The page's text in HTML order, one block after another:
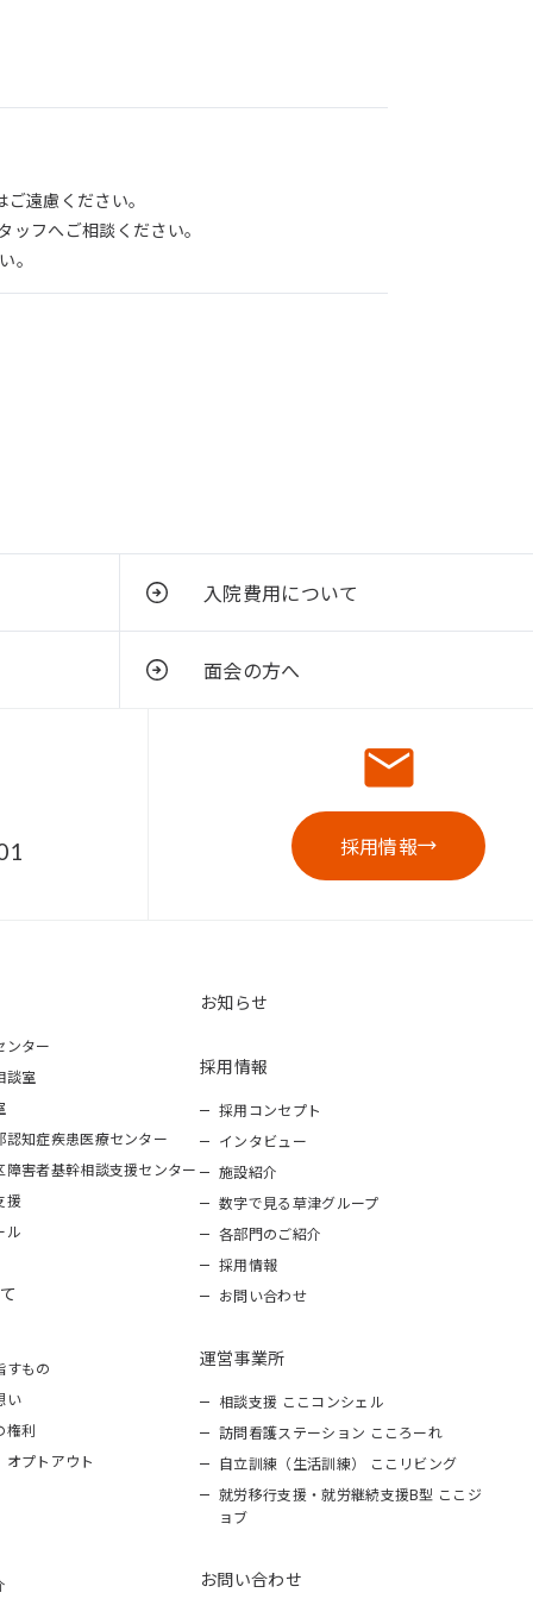
遠慮ください。
フへご相談ください。
。
入院費用について
面会の方へ
採用情報
ンター
談室
認知症疾患医療センター
障害者基幹相談支援センター
援
ル
すもの
い
権利
プトアウト
お知らせ
採用情報
採用コンセプト
インタビュー
施設紹介
数字で見る草津グループ
各部門のご紹介
採用情報
お問い合わせ
運営事業所
相談支援 ここコンシェル
訪問看護ステーション こころーれ
自立訓練（生活訓練） ここリビング
就労移行支援・就労継続支援B型 ここジ
ョブ
お問い合わせ